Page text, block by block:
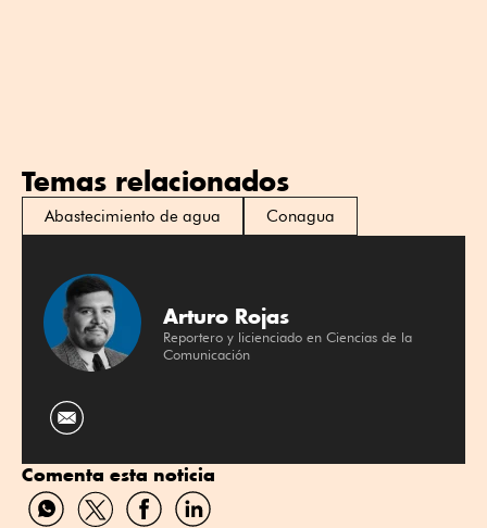
Temas relacionados
Abastecimiento de agua Conagua
Arturo Rojas
Reportero y licienciado en Ciencias de la
Comunicación
Comenta esta noticia
CompartirCompartirCompartirCompartir